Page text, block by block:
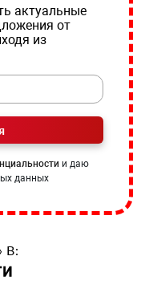
актуальные
от
из
и даю
данных
В: